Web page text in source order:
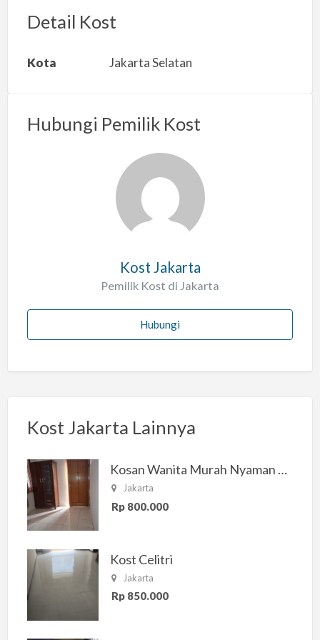
r
a
s
Detail Kost
Kota Jakarta Selatan
Hubungi Pemilik Kost
Kost Jakarta
Pemilik Kost di Jakarta
Hubungi
Kost Jakarta Lainnya
Kosan Wanita Murah Nyaman di Jakarta Selatan
Jakarta
Rp 800.000
Kost Celitri
Jakarta
Rp 850.000